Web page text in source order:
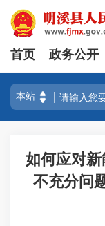
首页 政务公开
如何应对
不充分问